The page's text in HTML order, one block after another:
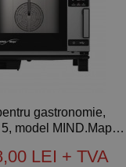
gastronomie,
model MIND.Maps
LEI + TVA